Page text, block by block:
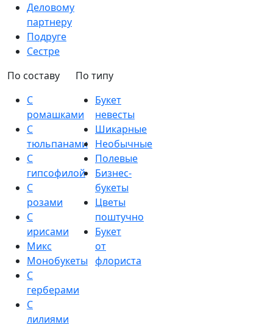
Деловому
партнеру
Подруге
Сестре
По составу
С
ромашками
С
тюльпанами
С
гипсофилой
С
розами
С
ирисами
Микс
Монобукеты
С
герберами
С
лилиями
По типу
Букет
невесты
Шикарные
Необычные
Полевые
Бизнес-
букеты
Цветы
поштучно
Букет
от
флориста